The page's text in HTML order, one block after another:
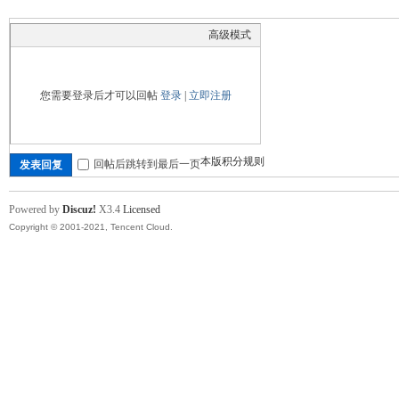
高级模式
您需要登录后才可以回帖 登录| 立即注册
本版积分规则
发表回复 回帖后跳转到最后一页
Powered by Discuz! X3.4 Licensed
Copyright © 2001-2021, Tencent Cloud.